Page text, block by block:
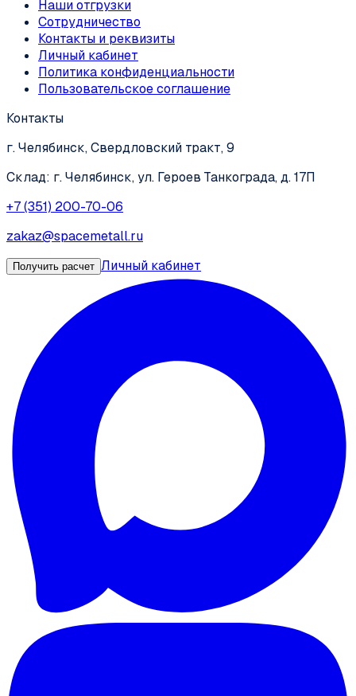
Наши отгрузки
Сотрудничество
Контакты и реквизиты
Личный кабинет
Политика конфиденциальности
Пользовательское соглашение
Контакты
г. Челябинск, Свердловский тракт, 9
Склад: г. Челябинск, ул. Героев Танкограда, д. 17П
+7 (351) 200-70-06
zakaz@spacemetall.ru
Получить расчет Личный кабинет